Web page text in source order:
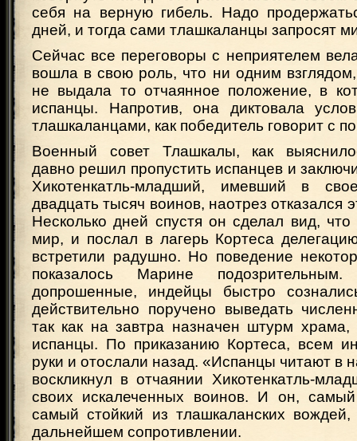
себя на верную гибель. Надо
дней, и тогда сами тлашкаланцы запросят
Сейчас все переговоры с неприятелем
вошла в свою роль, что ни одним
не выдала то отчаянное положение, в
испанцы. Напротив, она диктовала
тлашкаланцами, как победитель говорит с
Военный совет Тлашкалы, как
давно решил пропустить испанцев и
Хикотенкатль-младший, имевший в
двадцать тысяч воинов, наотрез отказался
Несколько дней спустя он сделал вид,
мир, и послал в лагерь Кортеса
встретили радушно. Но поведение
показалось Марине
допрошенные, индейцы быстро
действительно поручено выведать
так как на завтра назначен штурм храма,
испанцы. По приказанию Кортеса, всем
руки и отослали назад. «Испанцы читают в
воскликнул в отчаянии Хикотенкатль-
своих искалеченных воинов. И он,
самый стойкий из тлашкаланских
дальнейшем сопротивлении.